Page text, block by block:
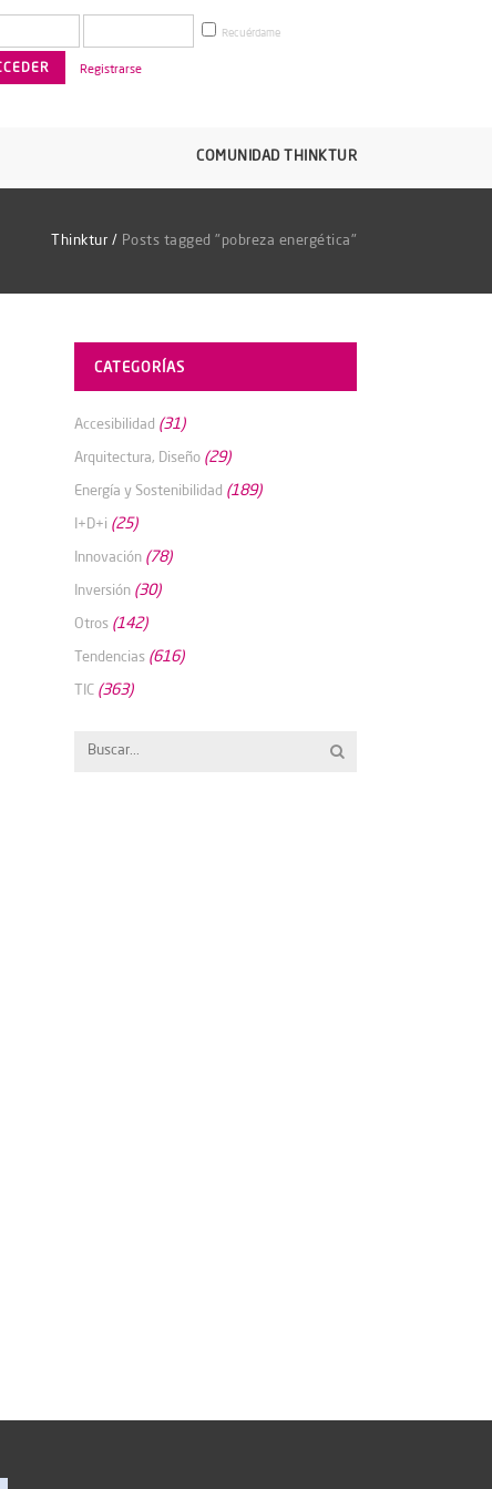
Recuérdame
Registrarse
COMUNIDAD THINKTUR
Thinktur / Posts tagged "pobreza energética"
CATEGORÍAS
Accesibilidad (31)
Arquitectura, Diseño (29)
Energía y Sostenibilidad (189)
I+D+i (25)
Innovación (78)
Inversión (30)
Otros (142)
Tendencias (616)
TIC (363)